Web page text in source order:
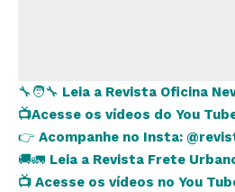
🔧🧑‍🔧 Leia a Revista Oficina
📺Acesse os vídeos do You
👉 Acompanhe no Insta:
🚚🚛 Leia a Revista Frete
📺 Acesse os vídeos no You